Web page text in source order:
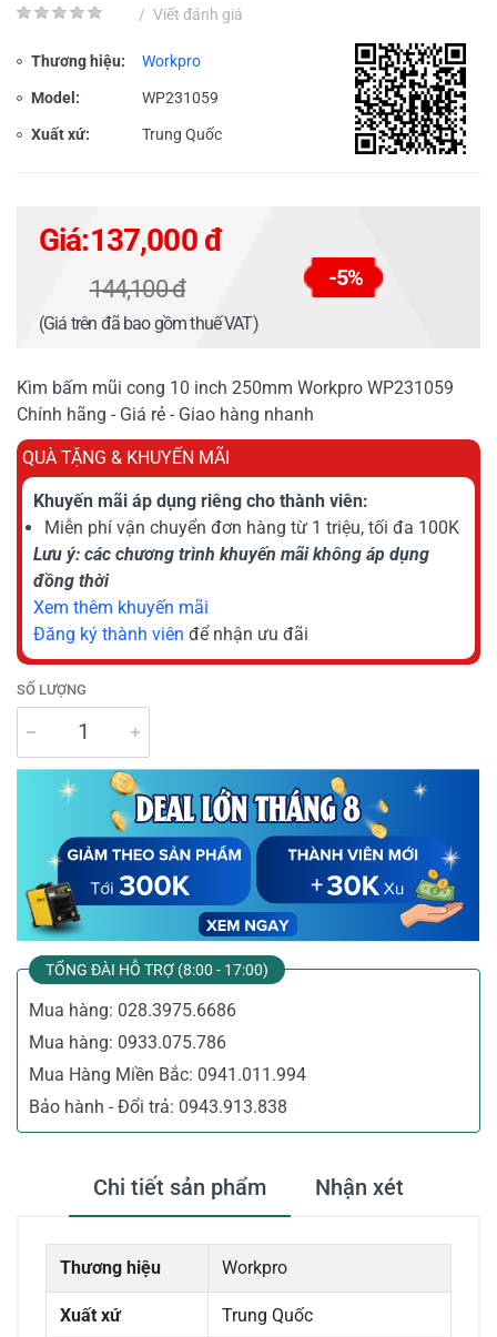
/ Viết đánh giá
Thương hiệu: Workpro
Model: WP231059
Xuất xứ: Trung Quốc
Giá:137,000 đ
144,100 đ -5%
(Giá trên đã bao gồm thuế VAT)
Kìm bấm mũi cong 10 inch 250mm Workpro WP231059
Chính hãng - Giá rẻ - Giao hàng nhanh
QUÀ TẶNG & KHUYẾN MÃI
Khuyến mãi áp dụng riêng cho thành viên:
Miễn phí vận chuyển đơn hàng từ 1 triệu, tối đa 100K
Lưu ý: các chương trình khuyến mãi không áp dụng
đồng thời
Xem thêm khuyến mãi
Đăng ký thành viên để nhận ưu đãi
SỐ LƯỢNG
TỔNG ĐÀI HỖ TRỢ (8:00 - 17:00)
Mua hàng: 028.3975.6686
Mua hàng: 0933.075.786
Mua Hàng Miền Bắc: 0941.011.994
Bảo hành - Đổi trả: 0943.913.838
Chi tiết sản phẩm Nhận xét
Thương hiệu Workpro
Xuất xứ Trung Quốc